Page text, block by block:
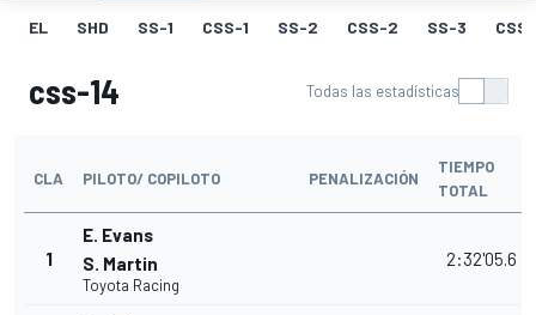
EL SHD SS-1 CSS-1 SS-2 CSS-2 SS-3
css-14 Todas las estadísticas
CLA PILOTO/ COPILOTO PENALIZACIÓN
TIEMPO
TOTAL
1
E. Evans
S. Martin
Toyota Racing
2:32'05.6